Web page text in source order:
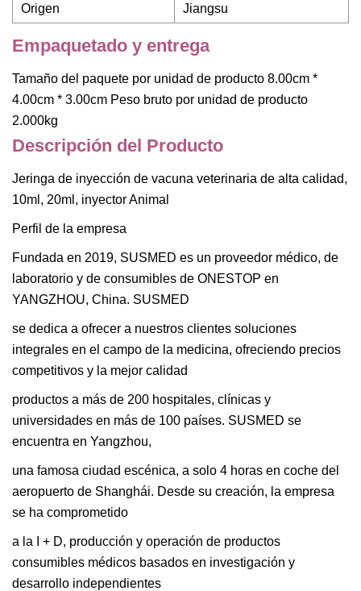
Origen Jiangsu
Empaquetado y entrega
Tamaño del paquete por unidad de producto 8.00cm *
4.00cm * 3.00cm Peso bruto por unidad de producto
2.000kg
Descripción del Producto
Jeringa de inyección de vacuna veterinaria de alta calidad,
10ml, 20ml, inyector Animal
Perfil de la empresa
Fundada en 2019, SUSMED es un proveedor médico, de
laboratorio y de consumibles de ONESTOP en
YANGZHOU, China. SUSMED
se dedica a ofrecer a nuestros clientes soluciones
integrales en el campo de la medicina, ofreciendo precios
competitivos y la mejor calidad
productos a más de 200 hospitales, clínicas y
universidades en más de 100 países. SUSMED se
encuentra en Yangzhou,
una famosa ciudad escénica, a solo 4 horas en coche del
aeropuerto de Shanghái. Desde su creación, la empresa
se ha comprometido
a la I + D, producción y operación de productos
consumibles médicos basados ​​​​en investigación y
desarrollo independientes